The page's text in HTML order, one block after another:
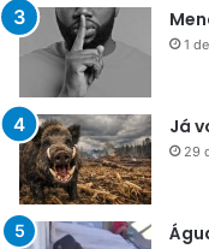
1
Já
29